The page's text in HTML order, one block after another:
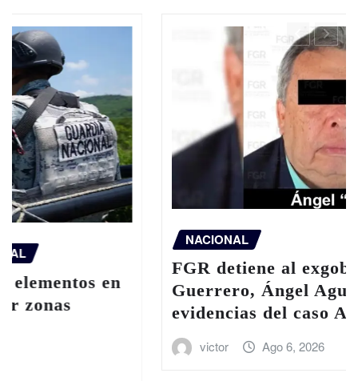
NACIONAL
FGR detiene al exgobernador de
Guerrero, Ángel Aguirre, por ocultar
evidencias del caso Ayotzinapa
Ago 6, 2026